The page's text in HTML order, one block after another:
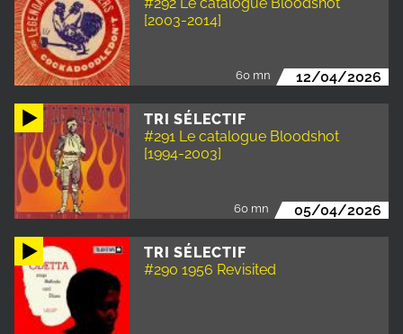
#292 Le catalogue Bloodshot
[2003-2014]
60 mn 12/04/2026
TRI SÉLECTIF
#291 Le catalogue Bloodshot
[1994-2003]
60 mn 05/04/2026
TRI SÉLECTIF
#290 1956 Revisited